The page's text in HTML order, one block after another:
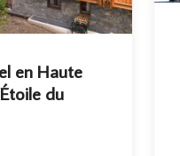
en Haute
du